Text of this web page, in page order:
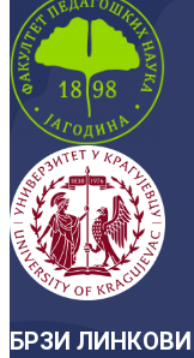
БРЗИ ЛИНКОВИ